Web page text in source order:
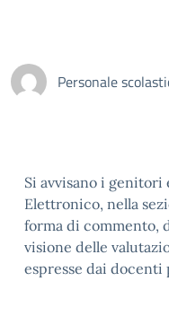
Personale
Si avvisano i genitori
Elettronico, nella
forma di commento,
visione delle
espresse dai docenti